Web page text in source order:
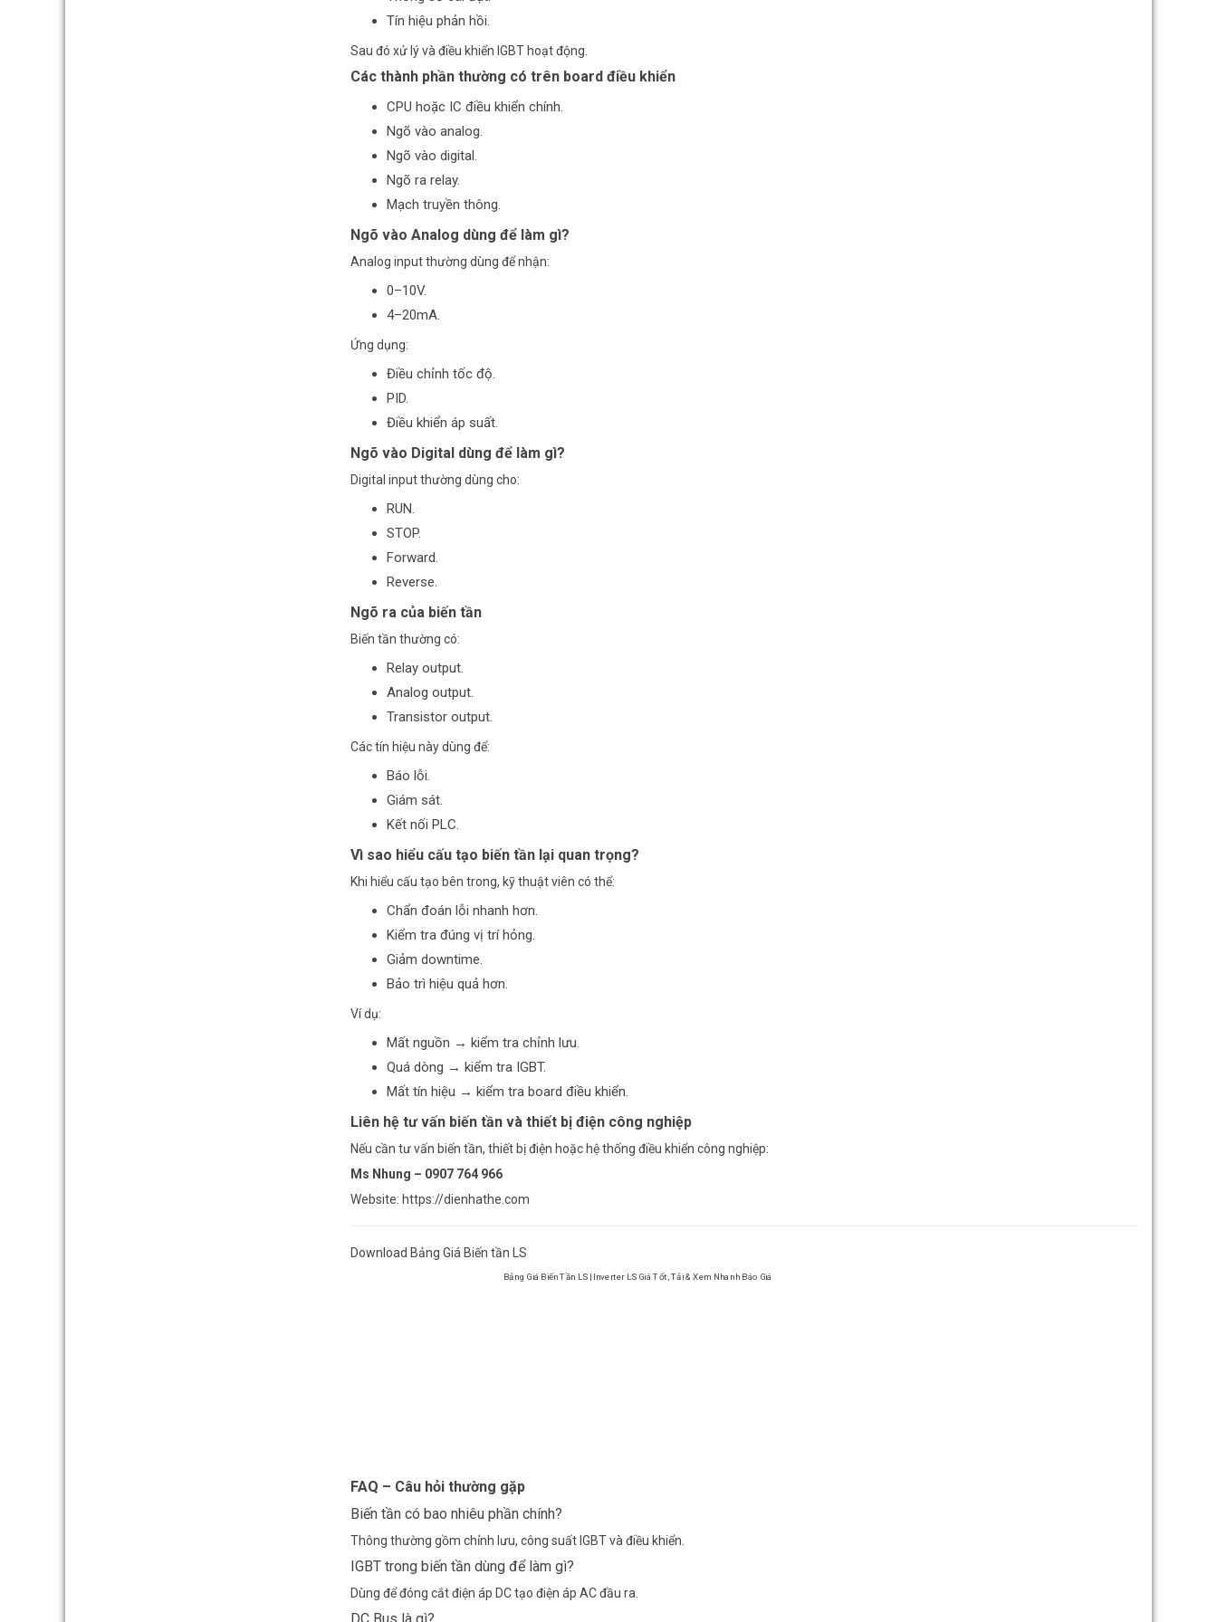
Tín hiệu phản hồi.
Sau đó xử lý và điều khiển IGBT hoạt động.
Các thành phần thường có trên board điều khiển
CPU hoặc IC điều khiển chính.
Ngõ vào analog.
Ngõ vào digital.
Ngõ ra relay.
Mạch truyền thông.
Ngõ vào Analog dùng để làm gì?
Analog input thường dùng để nhận:
0–10V.
4–20mA.
Ứng dụng:
Điều chỉnh tốc độ.
PID.
Điều khiển áp suất.
Ngõ vào Digital dùng để làm gì?
Digital input thường dùng cho:
RUN.
STOP.
Forward.
Reverse.
Ngõ ra của biến tần
Biến tần thường có:
Relay output.
Analog output.
Transistor output.
Các tín hiệu này dùng để:
Báo lỗi.
Giám sát.
Kết nối PLC.
Vì sao hiểu cấu tạo biến tần lại quan trọng?
Khi hiểu cấu tạo bên trong, kỹ thuật viên có thể:
Chẩn đoán lỗi nhanh hơn.
Kiểm tra đúng vị trí hỏng.
Giảm downtime.
Bảo trì hiệu quả hơn.
Ví dụ:
Mất nguồn → kiểm tra chỉnh lưu.
Quá dòng → kiểm tra IGBT.
Mất tín hiệu → kiểm tra board điều khiển.
Liên hệ tư vấn biến tần và thiết bị điện công nghiệp
Nếu cần tư vấn biến tần, thiết bị điện hoặc hệ thống điều khiển công nghiệp:
Ms Nhung – 0907 764 966
Website: https://dienhathe.com
Download Bảng Giá Biến tần LS
Bảng Giá Biến Tần LS | Inverter LS Giá Tốt, Tải & Xem Nhanh Báo Giá
FAQ – Câu hỏi thường gặp
Biến tần có bao nhiêu phần chính?
Thông thường gồm chỉnh lưu, công suất IGBT và điều khiển.
IGBT trong biến tần dùng để làm gì?
Dùng để đóng cắt điện áp DC tạo điện áp AC đầu ra.